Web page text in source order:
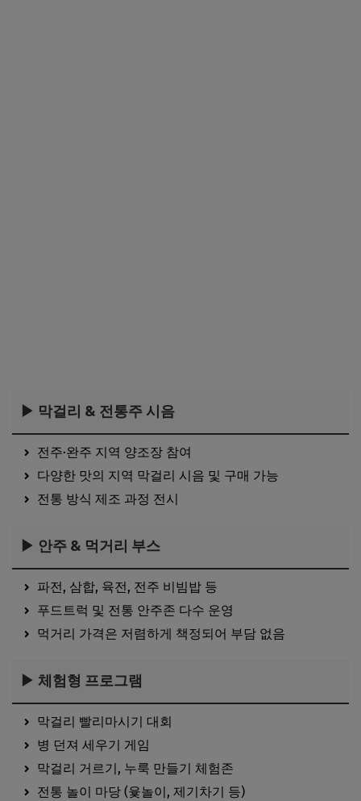
▶ 막걸리 & 전통주 시음
전주·완주 지역 양조장 참여
다양한 맛의 지역 막걸리 시음 및 구매 가능
전통 방식 제조 과정 전시
▶ 안주 & 먹거리 부스
파전, 삼합, 육전, 전주 비빔밥 등
푸드트럭 및 전통 안주존 다수 운영
먹거리 가격은 저렴하게 책정되어 부담 없음
▶ 체험형 프로그램
막걸리 빨리마시기 대회
병 던져 세우기 게임
막걸리 거르기, 누룩 만들기 체험존
전통 놀이 마당 (윷놀이, 제기차기 등)